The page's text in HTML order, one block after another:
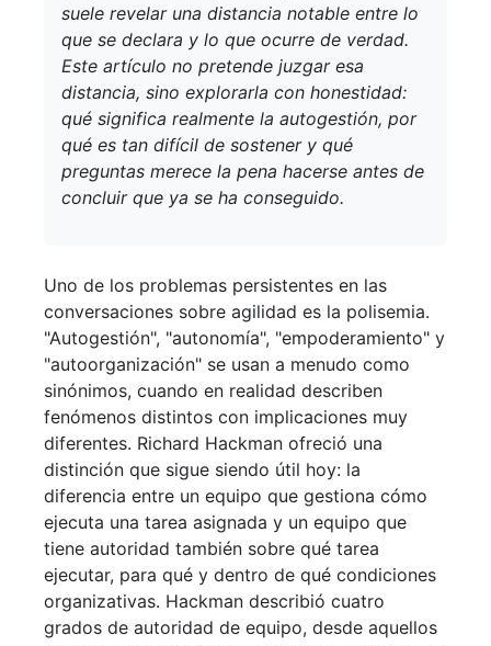
suele revelar una distancia notable entre lo
que se declara y lo que ocurre de verdad.
Este artículo no pretende juzgar esa
distancia, sino explorarla con honestidad:
qué significa realmente la autogestión, por
qué es tan difícil de sostener y qué
preguntas merece la pena hacerse antes de
concluir que ya se ha conseguido.
Uno de los problemas persistentes en las
conversaciones sobre agilidad es la polisemia.
"Autogestión", "autonomía", "empoderamiento" y
"autoorganización" se usan a menudo como
sinónimos, cuando en realidad describen
fenómenos distintos con implicaciones muy
diferentes. Richard Hackman ofreció una
distinción que sigue siendo útil hoy: la
diferencia entre un equipo que gestiona cómo
ejecuta una tarea asignada y un equipo que
tiene autoridad también sobre qué tarea
ejecutar, para qué y dentro de qué condiciones
organizativas. Hackman describió cuatro
grados de autoridad de equipo, desde aquellos